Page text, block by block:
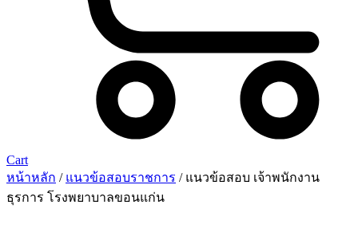
Cart
หน้าหลัก / แนวข้อสอบราชการ / แนวข้อสอบ เจ้าพนักงาน
ธุรการ โรงพยาบาลขอนแก่น